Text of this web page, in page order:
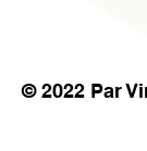
© 2022 Par